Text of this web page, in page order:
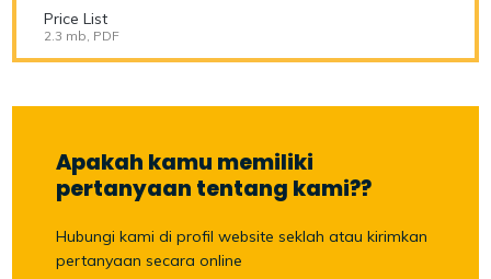
Price List
2.3 mb, PDF
Apakah kamu memiliki
pertanyaan tentang kami??
Hubungi kami di profil website seklah atau kirimkan
pertanyaan secara online